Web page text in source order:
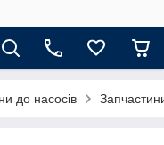
до насосів